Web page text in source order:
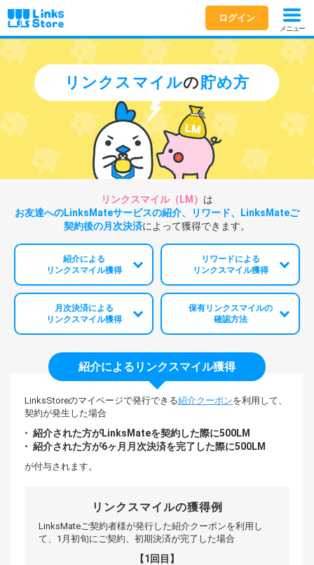
ログイン
メニュー
リンクスマイルの貯め方
リンクスマイル（LM） は
お友達へのLinksMateサービスの紹介、リワード、
LinksMateご
契約後の月次決済によって獲得できます。
紹介による
リンクスマイル獲得
リワードによる
リンクスマイル獲得
月次決済による
リンクスマイル獲得
保有リンクスマイルの
確認方法
紹介によるリンクスマイル獲得
LinksStoreのマイページで発行できる紹介クーポンを利用して、
契約が発生した場合
紹介された方がLinksMateを契約した際に500LM
紹介された方が6ヶ月月次決済を完了した際に500LM
が付与されます。
リンクスマイルの獲得例
LinksMateご契約者様が発行した紹介クーポンを利用し
て、 1月初旬にご契約、初期決済が完了した場合
【1回目】